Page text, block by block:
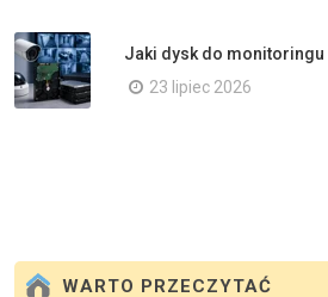
Jaki dysk do
23 lipiec 2026
WARTO PRZECZYTAĆ